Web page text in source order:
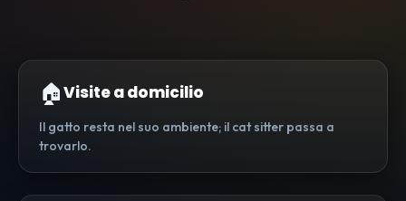
🏠Visite a domicilio
Il gatto resta nel suo ambiente; il cat sitter passa a
trovarlo.